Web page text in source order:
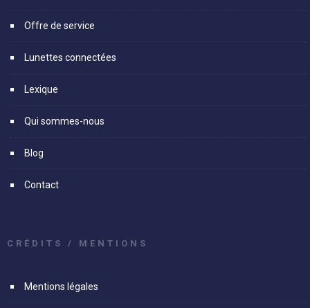
Offre de service
Lunettes connectées
Lexique
Qui sommes-nous
Blog
Contact
CRÉDITS / MENTIONS
Mentions légales